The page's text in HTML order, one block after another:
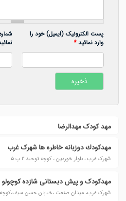
پست الکترونیک (ایمیل) خود را
وارد نمائید*
مهد کودک مهدالرضا
مهدكودك دوزبانه خاطره ها شهرک غرب
شهرک غرب ، بلوار خوردین ، کوچه توحید ٢ پ ٥
مهدكودک و پیش دبستانى شازده
شهرک غرب، میدان صنعت ،خیابان حسن سیف،کوچه